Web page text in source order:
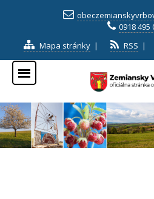
0918 495
Mapa stránky | RSS |